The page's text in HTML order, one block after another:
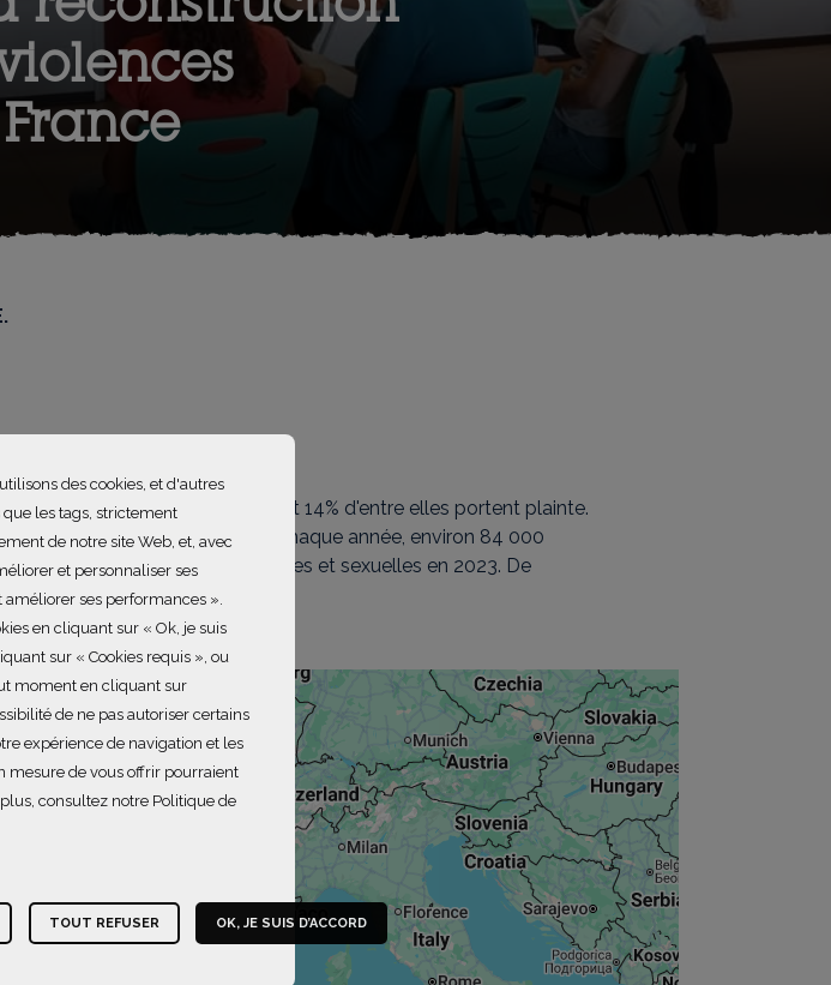
conjugales et seulement 14% d'entre elles portent plainte.
ou ex-compagnon. Chaque année, environ 84 000
victimes de violences sexistes et sexuelles en 2023. De
sexuelles, dans sa vie.
des cookies, et d'autres
les tags, strictement
de notre site Web, et, avec
et personnaliser ses
ses performances ».
en cliquant sur « Ok, je suis
sur « Cookies requis », ou
moment en cliquant sur
de ne pas autoriser certains
expérience de navigation et les
mesure de vous offrir pourraient
consultez notre Politique de
TOUT REFUSER OK, JE SUIS D’ACCORD